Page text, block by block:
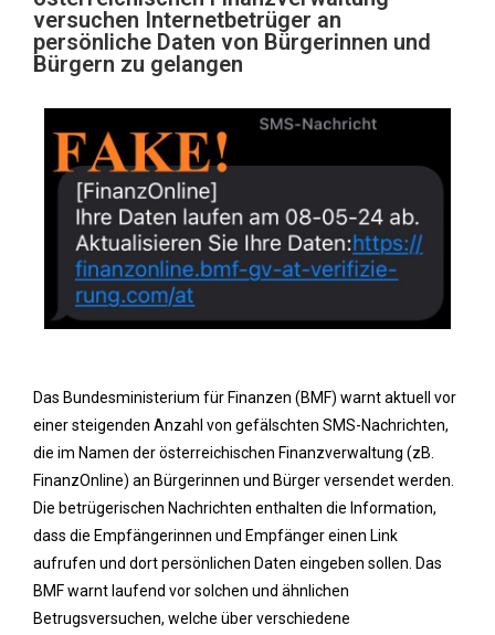
versuchen Internetbetrüger an
persönliche Daten von Bürgerinnen und
Bürgern zu gelangen
Das Bundesministerium für Finanzen (BMF) warnt aktuell vor
einer steigenden Anzahl von gefälschten SMS-Nachrichten,
die im Namen der österreichischen Finanzverwaltung (zB.
FinanzOnline) an Bürgerinnen und Bürger versendet werden.
Die betrügerischen Nachrichten enthalten die Information,
dass die Empfängerinnen und Empfänger einen Link
aufrufen und dort persönlichen Daten eingeben sollen. Das
BMF warnt laufend vor solchen und ähnlichen
Betrugsversuchen, welche über verschiedene